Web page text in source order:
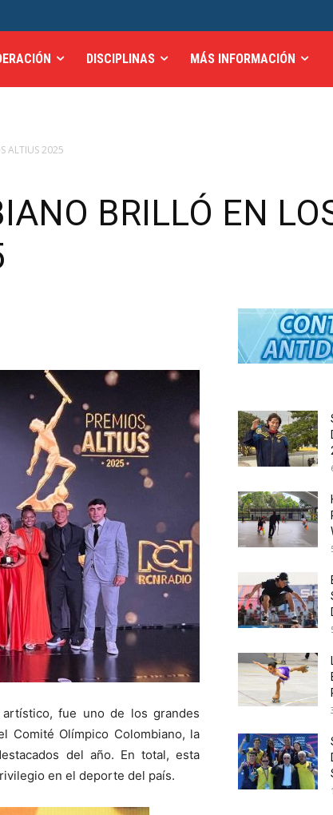
DISCIPLINAS MÁS INFORMACIÓN
ALTIUS 2025
BRILLÓ EN
fue uno de los grandes
Comité Olímpico Colombiano, la
del año. En total, esta
en el deporte del país.